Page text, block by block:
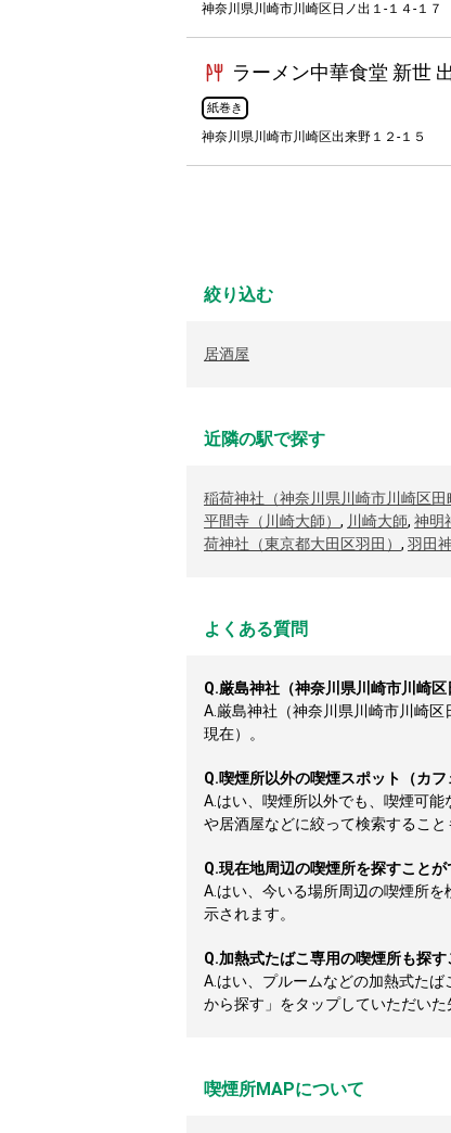
神奈川県川崎市川崎区日ノ出１-１４-１７
ラーメン中華食堂 新世
紙巻き
神奈川県川崎市川崎区出来野１２-１５
絞り込む
居酒屋
近隣の駅で探す
稲荷神社（神奈川県川崎市川崎区田
平間寺（川崎大師） , 川崎大師, 神明
荷神社（東京都大田区羽田） , 羽田
よくある質問
Q.厳島神社（神奈川県川崎市川崎
A. 厳島神社（神奈川県川崎市川崎
現在）。
Q.喫煙所以外の喫煙スポット（カ
A. はい、喫煙所以外でも、喫煙可
や居酒屋などに絞って検索すること
Q.現在地周辺の喫煙所を探すことが
A. はい、今いる場所周辺の喫煙所
示されます。
Q.加熱式たばこ専用の喫煙所も探す
A. はい、プルームなどの加熱式た
から探す」をタップしていただいた
喫煙所MAPについて